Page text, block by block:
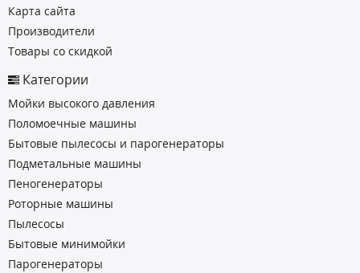
Карта сайта
Производители
Товары со скидкой
Категории
Мойки высокого давления
Поломоечные машины
Бытовые пылесосы и парогенераторы
Подметальные машины
Пеногенераторы
Роторные машины
Пылесосы
Бытовые минимойки
Парогенераторы